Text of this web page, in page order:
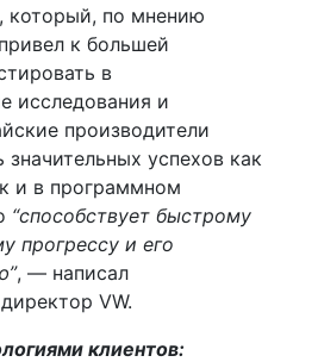
который, по мнению
к большей
в
исследования и
производители
успехов как
и в программном
“способствует быстрому
прогрессу и его
, — написал
VW.
клиентов: